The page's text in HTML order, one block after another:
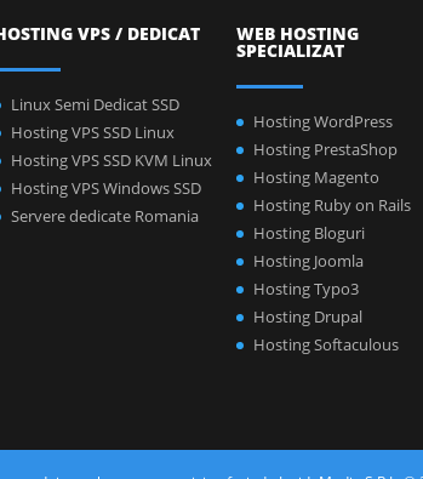
VPS / DEDICAT
Linux Semi Dedicat SSD
Hosting VPS SSD Linux
Hosting VPS SSD KVM Linux
Hosting VPS Windows SSD
Servere dedicate Romania
WEB HOSTING
SPECIALIZAT
Hosting WordPress
Hosting PrestaShop
Hosting Magento
Hosting Ruby on Rails
Hosting Bloguri
Hosting Joomla
Hosting Typo3
Hosting Drupal
Hosting Softaculous